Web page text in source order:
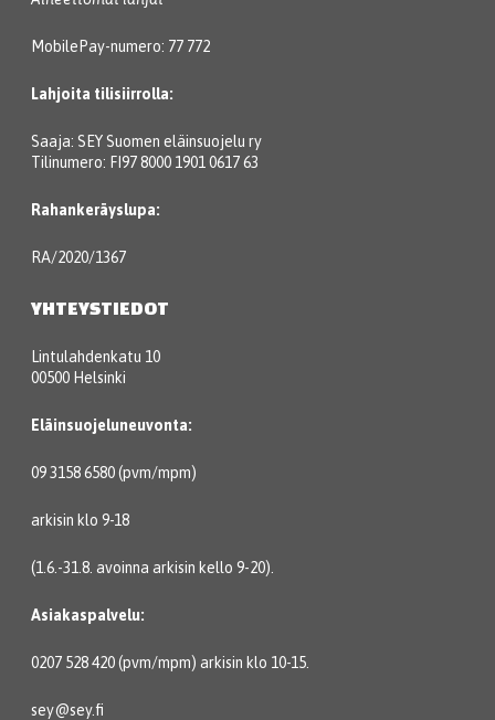
MobilePay-numero: 77 772
Lahjoita tilisiirrolla:
Saaja: SEY Suomen eläinsuojelu ry
Tilinumero: FI97 8000 1901 0617 63
Rahankeräyslupa:
RA/2020/1367
YHTEYSTIEDOT
Lintulahdenkatu 10
00500 Helsinki
Eläinsuojeluneuvonta:
09 3158 6580 (pvm/mpm)
arkisin klo 9-18
(1.6.-31.8. avoinna arkisin kello 9-20).
Asiakaspalvelu:
0207 528 420 (pvm/mpm) arkisin klo 10-15.
sey@sey.fi